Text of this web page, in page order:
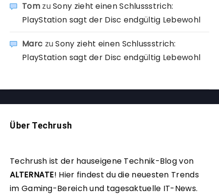
TomzuSony zieht einen Schlussstrich:
PlayStation sagt der Disc endgültig Lebewohl
Marc zuSony zieht einen Schlussstrich:
PlayStation sagt der Disc endgültig Lebewohl
Über Techrush
Techrush ist der hauseigene Technik-Blog von
ALTERNATE! Hier findest du die neuesten Trends
im Gaming-Bereich und tagesaktuelle IT-News.